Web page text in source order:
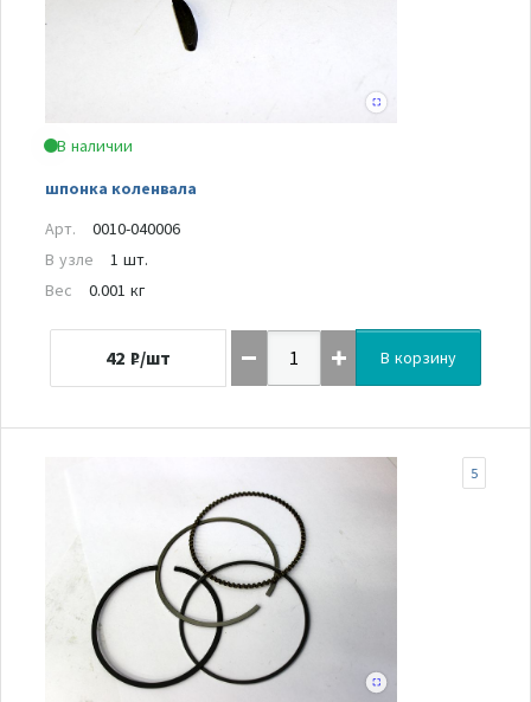
В наличии
шпонка коленвала
Арт.
0010-040006
В узле
1 шт.
Вес
0.001 кг
42 ₽/шт В корзину
5